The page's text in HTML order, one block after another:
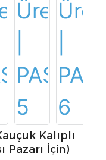
Kalıplı
Pazarı İçin)